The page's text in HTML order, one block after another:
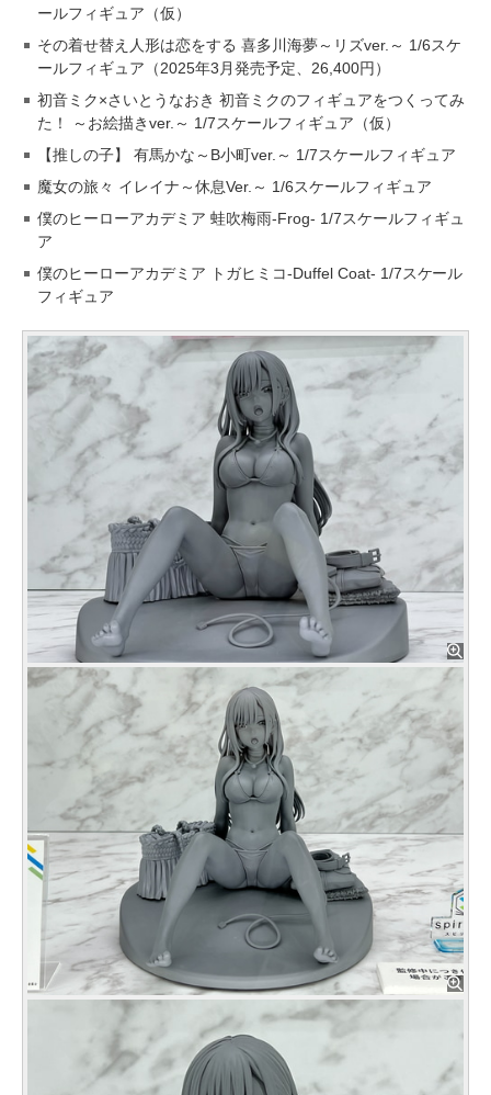
ールフィギュア（仮）
その着せ替え人形は恋をする 喜多川海夢～リズver.～ 1/6スケ
ールフィギュア（2025年3月発売予定、26,400円）
初音ミク×さいとうなおき 初音ミクのフィギュアをつくってみ
た！ ～お絵描きver.～ 1/7スケールフィギュア（仮）
【推しの子】 有馬かな～B小町ver.～ 1/7スケールフィギュア
魔女の旅々 イレイナ～休息Ver.～ 1/6スケールフィギュア
僕のヒーローアカデミア 蛙吹梅雨-Frog- 1/7スケールフィギュ
ア
僕のヒーローアカデミア トガヒミコ-Duffel Coat- 1/7スケール
フィギュア